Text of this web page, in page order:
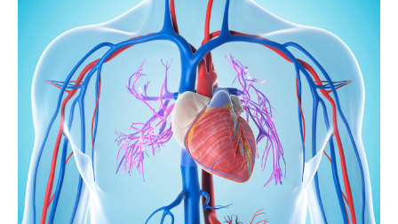
HİZMETLER
TEDAVİ MERKEZLERİ
İLETİŞİM
Türkçe
العربية Arapça)